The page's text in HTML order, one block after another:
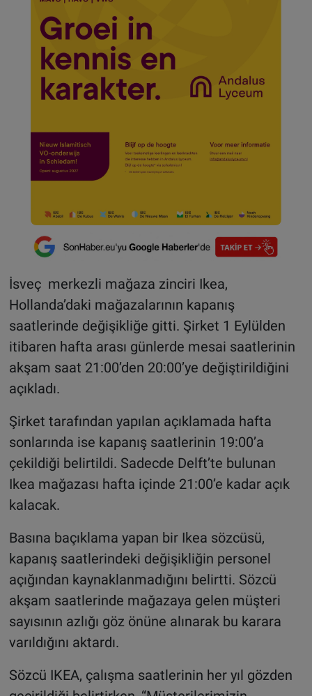
İsveç merkezli mağaza zinciri Ikea,
Hollanda’daki mağazalarının kapanış
saatlerinde değişikliğe gitti. Şirket 1 Eylülden
itibaren hafta arası günlerde mesai saatlerinin
akşam saat 21:00’den 20:00’ye değiştirildiğini
açıkladı.
Şirket tarafından yapılan açıklamada hafta
sonlarında ise kapanış saatlerinin 19:00’a
çekildiği belirtildi. Sadecde Delft’te bulunan
Ikea mağazası hafta içinde 21:00’e kadar açık
kalacak.
Basına baçıklama yapan bir Ikea sözcüsü,
kapanış saatlerindeki değişikliğin personel
açığından kaynaklanmadığını belirtti. Sözcü
akşam saatlerinde mağazaya gelen müşteri
sayısının azlığı göz önüne alınarak bu karara
varıldığını aktardı.
Sözcü IKEA, çalışma saatlerinin her yıl gözden